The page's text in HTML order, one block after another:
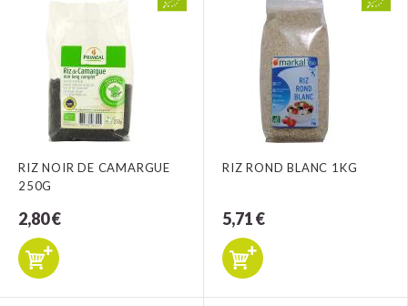
RIZ NOIR DE CAMARGUE
250G
2,80 €
RIZ ROND BLANC 1KG
5,71 €